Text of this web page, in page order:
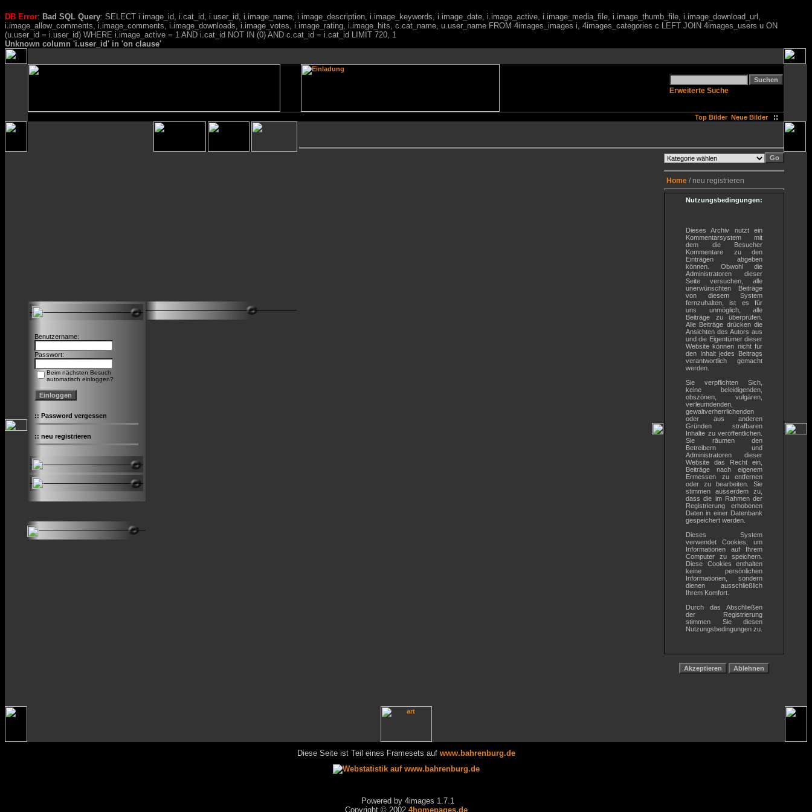
DB Error: Bad SQL Query: SELECT i.image_id, i.cat_id, i.user_id, i.image_name, i.image_description, i.image_keywords, i.image_date, i.image_active, i.image_media_file, i.image_thumb_file, i.image_download_url,
i.image_allow_comments, i.image_comments, i.image_downloads, i.image_votes, i.image_rating, i.image_hits, c.cat_name, u.user_name FROM 4images_images i, 4images_categories c LEFT JOIN 4images_users u ON
(u.user_id = i.user_id) WHERE i.image_active = 1 AND i.cat_id NOT IN (0) AND c.cat_id = i.cat_id LIMIT 720, 1
Unknown column 'i.user_id' in 'on clause'
Erweiterte Suche
Top Bilder Neue Bilder ::
Benutzername:
Passwort:
Beim nächsten Besuch
automatisch einloggen?
:: Password vergessen
:: neu registrieren
Home / neu registrieren
Nutzungsbedingungen:
Dieses Archiv nutzt ein
Kommentarsystem mit
dem die Besucher
Kommentare zu den
Einträgen abgeben
können. Obwohl die
Administratoren dieser
Seite versuchen, alle
unerwünschten Beiträge
von diesem System
fernzuhalten, ist es für
uns unmöglich, alle
Beiträge zu überprüfen.
Alle Beiträge drücken die
Ansichten des Autors aus
und die Eigentümer dieser
Website können nicht für
den Inhalt jedes Beitrags
verantwortlich gemacht
werden.
Sie verpflichten Sich,
keine beleidigenden,
obszönen, vulgären,
verleumdenden,
gewaltverherrlichenden
oder aus anderen
Gründen strafbaren
Inhalte zu veröffentlichen.
Sie räumen den
Betreibern und
Administratoren dieser
Website das Recht ein,
Beiträge nach eigenem
Ermessen zu entfernen
oder zu bearbeiten. Sie
stimmen ausserdem zu,
dass die im Rahmen der
Registrierung erhobenen
Daten in einer Datenbank
gespeichert werden.
Dieses System
verwendet Cookies, um
Informationen auf Ihrem
Computer zu speichern.
Diese Cookies enthalten
keine persönlichen
Informationen, sondern
dienen ausschließlich
Ihrem Komfort.
Durch das Abschließen
der Registrierung
stimmen Sie diesen
Nutzungsbedingungen zu.
Diese Seite ist Teil eines Framesets auf www.bahrenburg.de
Powered by 4images 1.7.1
Copyright © 2002 4homepages.de